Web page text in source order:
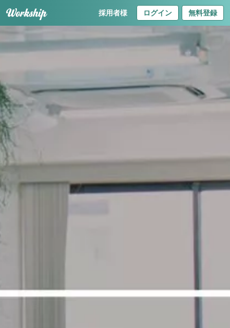
採用者様 ログイン 無料登録